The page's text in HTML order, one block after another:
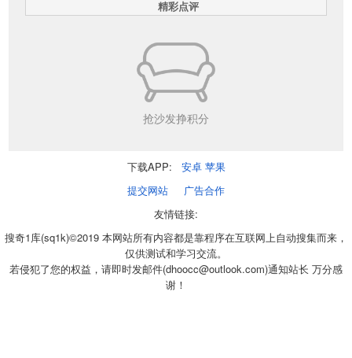
精彩点评
抢沙发挣积分
下载APP: 安卓 苹果
提交网站
广告合作
友情链接:
搜奇1库(sq1k)©2019 本网站所有内容都是靠程序在互联网上自动搜集而来，
仅供测试和学习交流。
若侵犯了您的权益，请即时发邮件(dhoocc@outlook.com)通知站长 万分感
谢！